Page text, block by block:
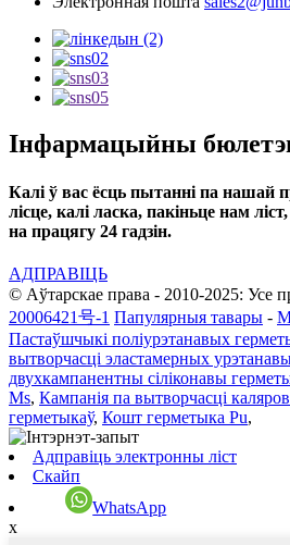
Інфармацыйны
Калі ў вас ёсць пытанні па нашай
лісце, калі ласка, пакіньце нам
на працягу 24 гадзін.
АДПРАВІЦЬ
© Аўтарскае права - 2010-2025: Усе
20006421号-1 Папулярныя тавары -
Пастаўшчыкі поліурэтанавых
вытворчасці эластамерных
двухкампанентны сіліконавы
Ms, Кампанія па вытворчасці
герметыкаў, Кошт герметыка Pu,
Адправіць электронны ліст
Скайп
WhatsApp
x